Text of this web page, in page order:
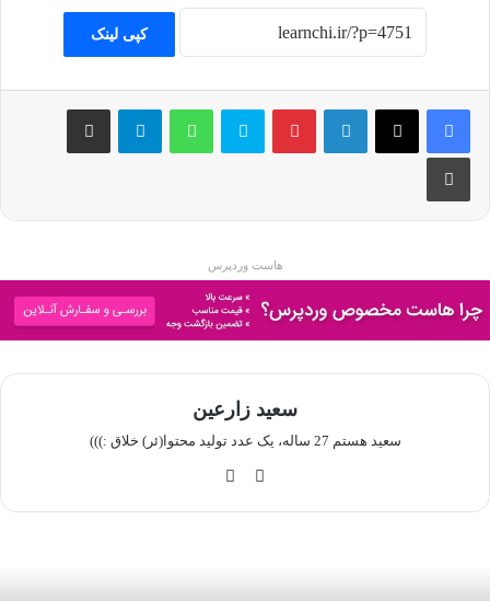
کپی لینک
فیسبوک ایکس لینکداین پینتریست اسکایپ واتس آپ تلگرام
چاپ
هاست وردپرس
سعید زارعین
سعید هستم 27 ساله، یک عدد تولید محتوا(ئر) خلاق :)))
این